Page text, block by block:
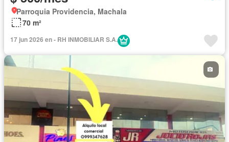
Parroquia Providencia, Machala
70 m²
17 jun 2026 en - RH INMOBILIAR S.A.